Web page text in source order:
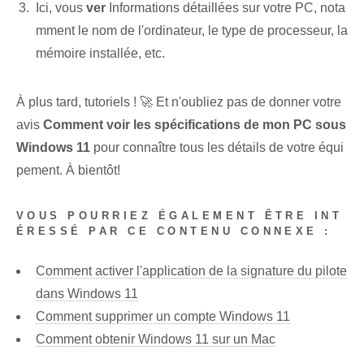
Ici, vous ver Informations détaillées sur votre PC, nota
mment le nom de l'ordinateur, le type de processeur, la
mémoire installée, etc.
À plus tard, tutoriels ! 🚀 Et n'oubliez pas de donner votre
avis⁢ Comment voir les spécifications de mon PC sous
Windows 11 ⁣pour connaître tous les détails de votre ‌équi
pement. À bientôt!
VOUS POURRIEZ ÉGALEMENT ÊTRE INT
ÉRESSÉ PAR CE CONTENU CONNEXE :
Comment activer l'application de la signature du pilote
dans Windows 11
Comment supprimer un compte Windows 11
Comment obtenir Windows 11 sur un Mac